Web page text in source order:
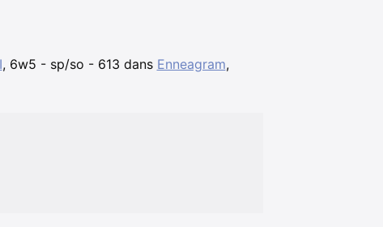
, 6w5 - sp/so - 613 dans Enneagram,